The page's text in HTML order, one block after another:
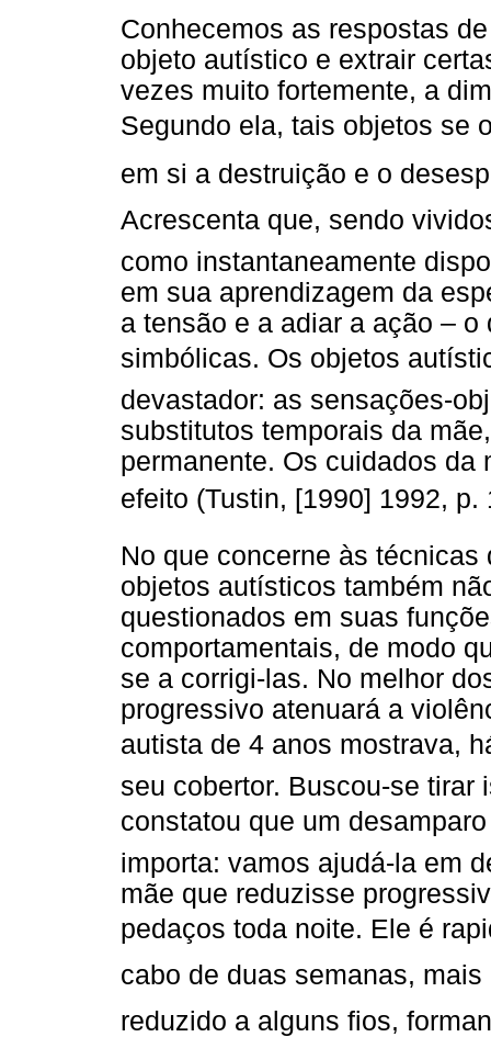
Conhecemos as respostas
objeto autístico e extrair
vezes muito fortemente, a
Segundo ela, tais objetos
em si a destruição e o
Acrescenta que, sendo
como instantaneamente
em sua aprendizagem da
a tensão e a adiar a ação –
simbólicas. Os objetos
devastador: as sensações-
substitutos temporais da
permanente. Os cuidados da
efeito (Tustin, [1990] 1992, p.
No que concerne às
objetos autísticos também
questionados em suas
comportamentais, de modo
se a corrigi-las. No melhor
progressivo atenuará a
autista de 4 anos mostrava,
seu cobertor. Buscou-se tirar
constatou que um
importa: vamos ajudá-la em
mãe que reduzisse
pedaços toda noite. Ele é
cabo de duas semanas, mais
reduzido a alguns fios,